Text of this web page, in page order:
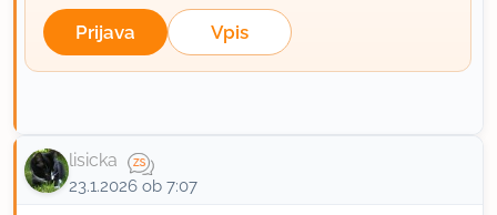
Prijava Vpis
lisicka
23.1.2026 ob 7:07